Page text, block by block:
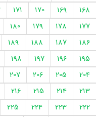
168
169
170
171
177
178
179
180
186
187
188
189
195
196
197
198
204
205
206
207
213
214
215
216
222
223
224
225